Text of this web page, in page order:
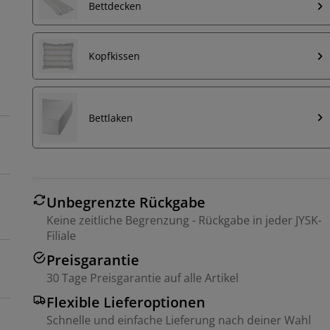
Bettdecken
Kopfkissen
Bettlaken
Unbegrenzte Rückgabe
Keine zeitliche Begrenzung - Rückgabe in jeder JYSK-
Filiale
Preisgarantie
30 Tage Preisgarantie auf alle Artikel
Flexible Lieferoptionen
Schnelle und einfache Lieferung nach deiner Wahl